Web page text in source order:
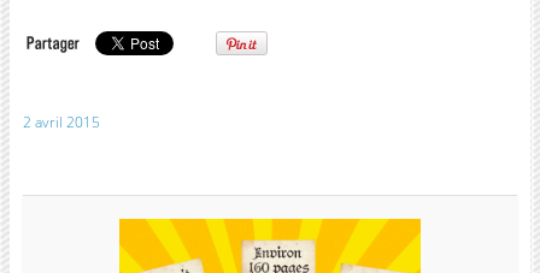
2 avril 2015